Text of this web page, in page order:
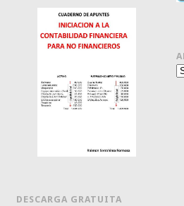
DESCARGA GRATUITA